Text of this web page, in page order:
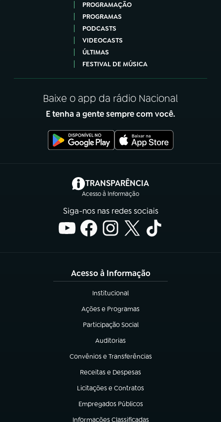
PROGRAMAÇÃO
PROGRAMAS
PODCASTS
VIDEOCASTS
ÚLTIMAS
FESTIVAL DE MÚSICA
Baixe o app da rádio Nacional
E tenha a gente sempre com você.
TRANSPARÊNCIA
Acesso à Informação
(abre em nova aba)
Siga-nos nas redes sociais
Acesso à Informação
Institucional
(abre em nova aba)
Ações e Programas
(abre em nova aba)
Participação Social
(abre em nova aba)
Auditorias
(abre em nova aba)
Convênios e Transferências
(abre em nova aba)
Receitas e Despesas
(abre em nova aba)
Licitações e Contratos
(abre em nova aba)
Empregados Públicos
(abre em nova aba)
Informações Classificadas